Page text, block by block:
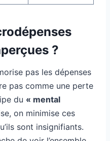
?
pas les dépenses
pas comme une perte
du « mental
on minimise ces
sont insignifiants.